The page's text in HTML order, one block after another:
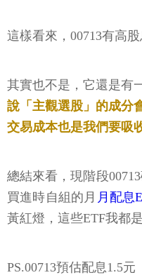
這樣看來，00713有高
其實也不是，它還是有
說「主觀選股」的成分
交易成本也是我們要吸
總結來看，現階段
買進時自組的月 月配息
黃紅燈，這些ETF我都
PS.00713預估配息1.5